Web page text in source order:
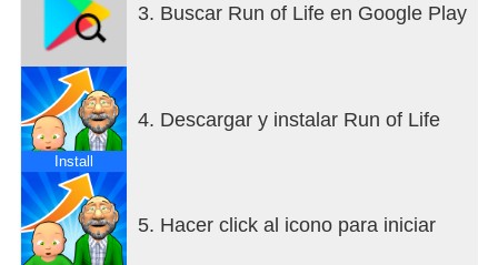
3. Buscar Run of Life en Google Play
Install
4. Descargar y instalar Run of Life
5. Hacer click al icono para iniciar